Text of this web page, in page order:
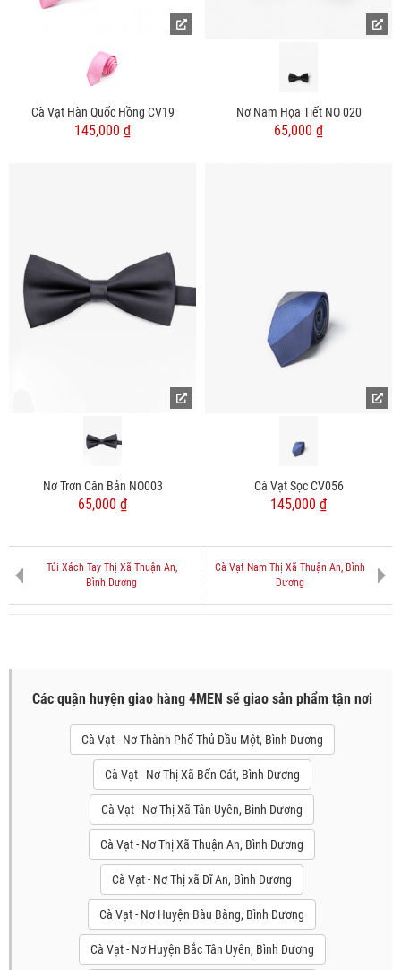
Cà Vạt Hàn Quốc Hồng CV19
145,000 ₫
Nơ Nam Họa Tiết NO 020
65,000 ₫
Nơ Trơn Căn Bản NO003
65,000 ₫
Cà Vạt Sọc CV056
145,000 ₫
Túi Xách Tay Thị Xã Thuận An,
Bình Dương
Cà Vạt Nam Thị Xã Thuận An, Bình
Dương
Các quận huyện giao hàng 4MEN sẽ giao sản phẩm tận nơi
Cà Vạt - Nơ Thành Phố Thủ Dầu Một, Bình Dương
Cà Vạt - Nơ Thị Xã Bến Cát, Bình Dương
Cà Vạt - Nơ Thị Xã Tân Uyên, Bình Dương
Cà Vạt - Nơ Thị Xã Thuận An, Bình Dương
Cà Vạt - Nơ Thị xã Dĩ An, Bình Dương
Cà Vạt - Nơ Huyện Bàu Bàng, Bình Dương
Cà Vạt - Nơ Huyện Bắc Tân Uyên, Bình Dương